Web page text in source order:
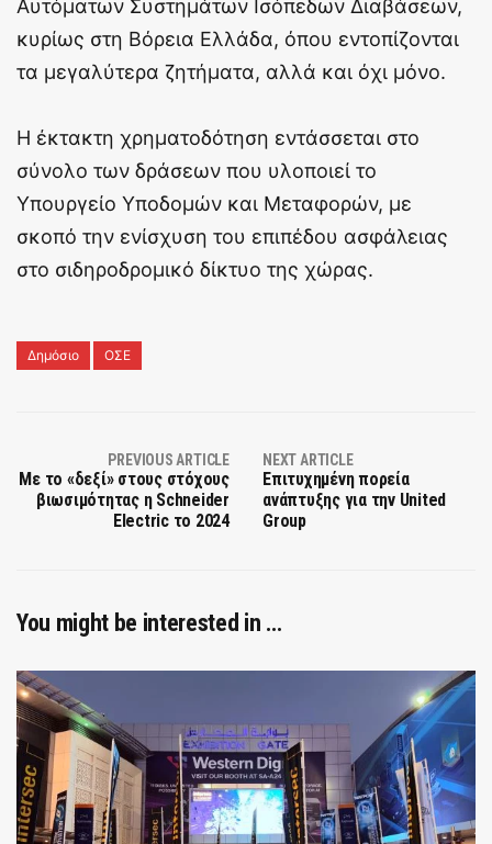
Αυτόματων Συστημάτων Ισόπεδων Διαβάσεων,
κυρίως στη Βόρεια Ελλάδα, όπου εντοπίζονται
τα μεγαλύτερα ζητήματα, αλλά και όχι μόνο.
Η έκτακτη χρηματοδότηση εντάσσεται στο
σύνολο των δράσεων που υλοποιεί το
Υπουργείο Υποδομών και Μεταφορών, με
σκοπό την ενίσχυση του επιπέδου ασφάλειας
στο σιδηροδρομικό δίκτυο της χώρας.
Δημόσιο ΟΣΕ
PREVIOUS ARTICLE
Με το «δεξί» στους στόχους
βιωσιμότητας η Schneider
Electric το 2024
NEXT ARTICLE
Επιτυχημένη πορεία
ανάπτυξης για την United
Group
You might be interested in …